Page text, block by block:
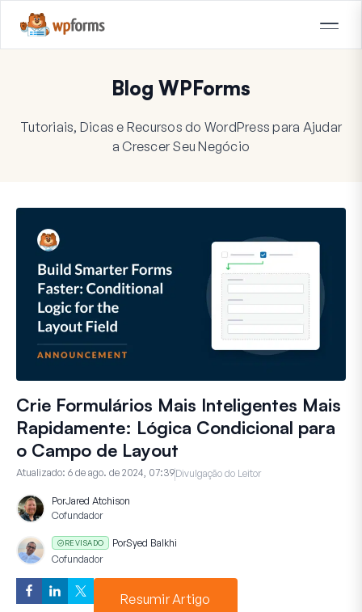
Blog WPForms
Tutoriais, Dicas e Recursos do WordPress para Ajudar
a Crescer Seu Negócio
Crie Formulários Mais Inteligentes Mais
Rapidamente: Lógica Condicional para
o Campo de Layout
Atualizado: 6 de ago. de 2024, 07:39Divulgação do Leitor
PorJared Atchison
Cofundador
REVISADO PorSyed Balkhi
Cofundador
Resumir Artigo